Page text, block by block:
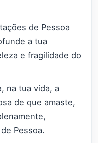
de Pessoa
a tua
e fragilidade do
na tua vida, a
de que amaste,
Pessoa.